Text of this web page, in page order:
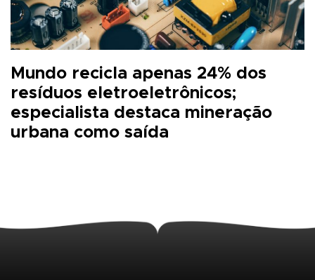
Mundo recicla apenas 24% dos
resíduos eletroeletrônicos;
especialista destaca mineração
urbana como saída